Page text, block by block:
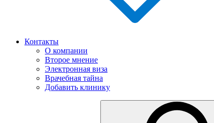
Контакты
О компании
Второе мнение
Электронная виза
Врачебная тайна
Добавить клинику